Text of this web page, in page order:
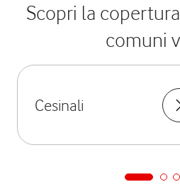
Scopri la
comuni
Cesinali